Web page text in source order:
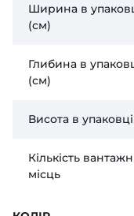
Ширина в
(см)
Глибина в
(см)
Висота в
Кількість
місць